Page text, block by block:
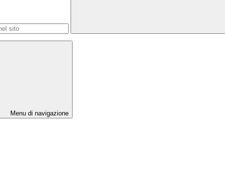
Menu di navigazione